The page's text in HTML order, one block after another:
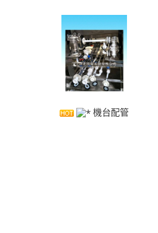
除臭設備
電鍍設備
機台配管